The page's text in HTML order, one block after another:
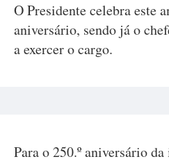
O Presidente celebra este
aniversário, sendo já o
a exercer o cargo.
Para o 250.º aniversário